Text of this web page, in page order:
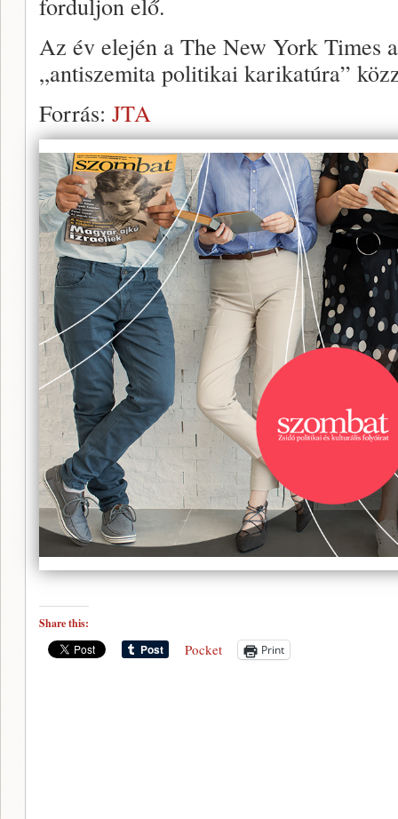
Az év elején a The New York Times
„antiszemita politikai karikatúra”
Forrás: JTA
Share this:
Pocket Print